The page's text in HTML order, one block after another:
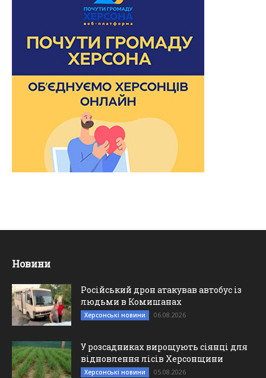
Новини
Російський дрон атакував автобус із
людьми в Комишанах
Херсонські новини 06.08.2026
У розсадниках вирощують сіянці для
відновлення лісів Херсонщини
Херсонські новини 05.08.2026